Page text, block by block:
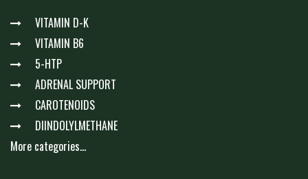
VITAMIN D-K
VITAMIN B6
5-HTP
ADRENAL SUPPORT
CAROTENOIDS
DIINDOLYLMETHANE
More categories...